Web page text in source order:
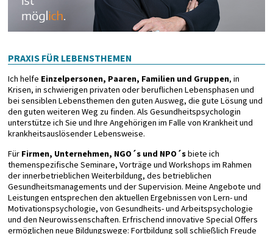
PRAXIS FÜR LEBENSTHEMEN
Ich helfe Einzelpersonen, Paaren, Familien und Gruppen, in
Krisen, in schwierigen privaten oder beruflichen Lebensphasen und
bei sensiblen Lebensthemen den guten Ausweg, die gute Lösung und
den guten weiteren Weg zu finden. Als Gesundheitspsychologin
unterstütze ich Sie und Ihre Angehörigen im Falle von Krankheit und
krankheitsauslösender Lebensweise.
Für Firmen, Unternehmen, NGO´s und NPO´sbiete ich
themenspezifische Seminare, Vorträge und Workshops im Rahmen
der innerbetrieblichen Weiterbildung, des betrieblichen
Gesundheitsmanagements und der Supervision. Meine Angebote und
Leistungen entsprechen den aktuellen Ergebnissen von Lern- und
Motivationspsychologie, von Gesundheits- und Arbeitspsychologie
und den Neurowissenschaften. Erfrischend innovative Special Offers
ermöglichen neue Bildungswege: Fortbildung soll schließlich Freude